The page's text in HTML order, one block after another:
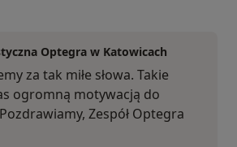
Optegra w Katowicach
za tak miłe słowa. Takie
ogromną motywacją do
Zespół Optegra